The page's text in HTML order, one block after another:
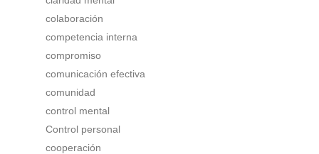
colaboración
competencia interna
compromiso
comunicación efectiva
comunidad
control mental
Control personal
cooperación